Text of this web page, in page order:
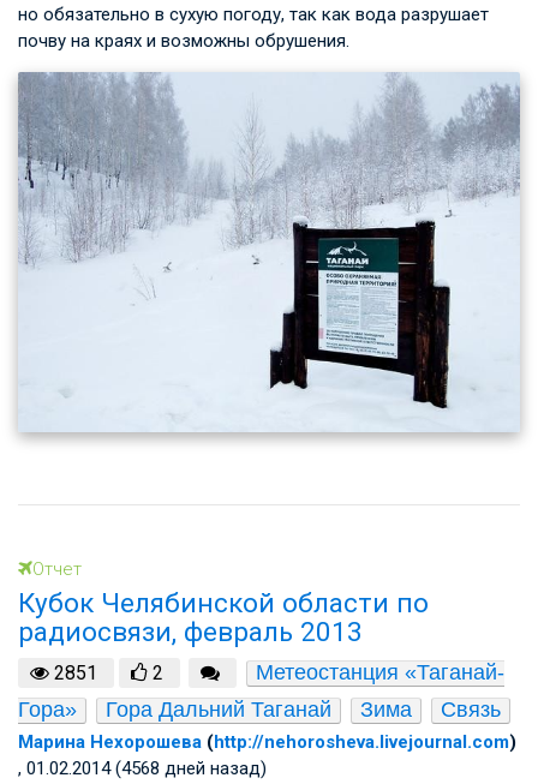
но обязательно в сухую погоду, так как вода разрушает
почву на краях и возможны обрушения.
Отчет
Кубок Челябинской области по
радиосвязи, февраль 2013
2851 2
Метеостанция «Таганай-
Гора»
Гора Дальний Таганай Зима Связь
Марина Нехорошева (http://nehorosheva.livejournal.com)
, 01.02.2014 (4568 дней назад)